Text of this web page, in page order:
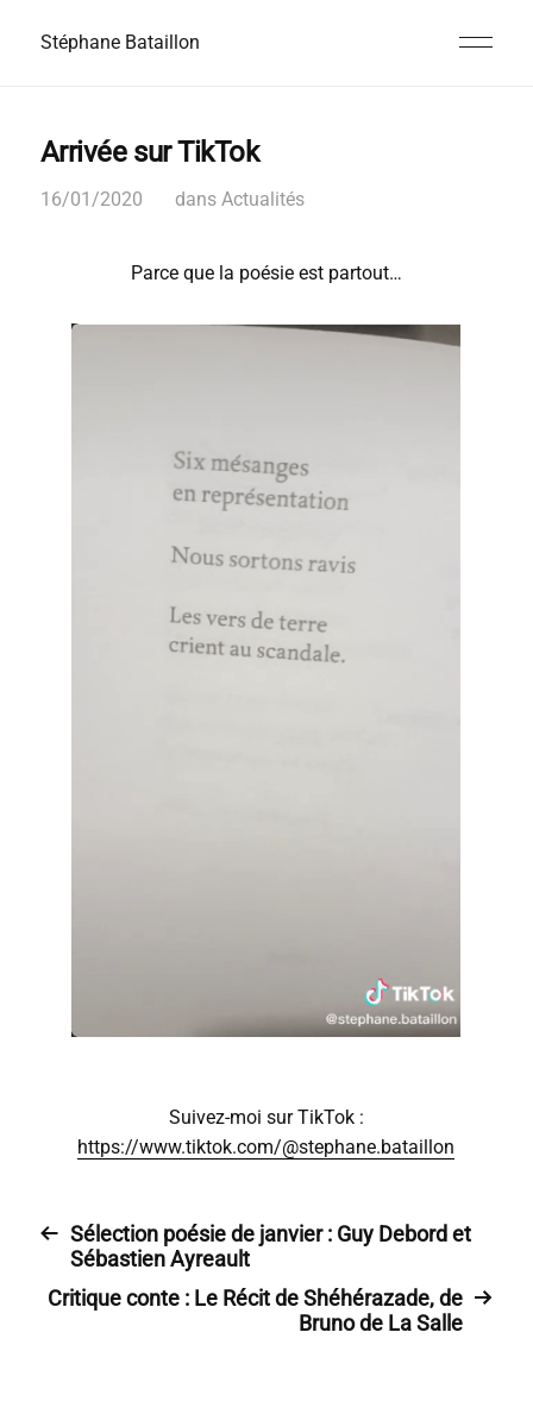
Stéphane Bataillon
Arrivée sur TikTok
16/01/2020 dans Actualités
Parce que la poésie est partout…
Suivez-moi sur TikTok :
https://www.tiktok.com/@stephane.bataillon
Sélection poésie de janvier : Guy Debord et
Sébastien Ayreault
Critique conte : Le Récit de Shéhérazade, de
Bruno de La Salle